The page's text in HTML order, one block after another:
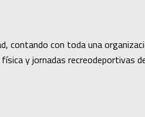
contando con toda una
y jornadas recreodeportivas